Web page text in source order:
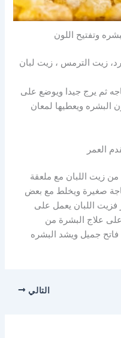
وتفتيح اللون
زيت الترمس ، زيت لبان
ثم يرج جيدا ويوضع على
البشره ويعطيها لمعان
العمر
زيت اللبان مع ملعقة
صغيرة ويخلط مع بعض
فزيت اللبان يعمل على
على علاج البشرة من
فاتح جميل ويشد البشره
التالي